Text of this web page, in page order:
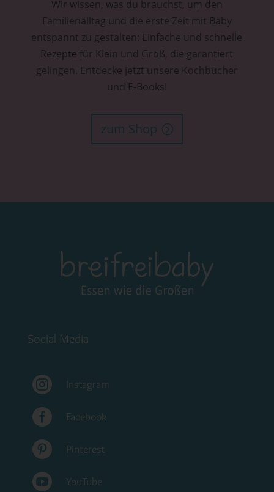
Wir wissen, was du brauchst, um den
Familienalltag und die erste Zeit mit Baby
entspannt zu gestalten: Einfache und schnelle
Rezepte für Klein und Groß, die garantiert
gelingen. Entdecke jetzt unsere Kochbücher
und E-Books!
zum Shop
Social Media
 Instagram
 Facebook
 Pinterest
 YouTube